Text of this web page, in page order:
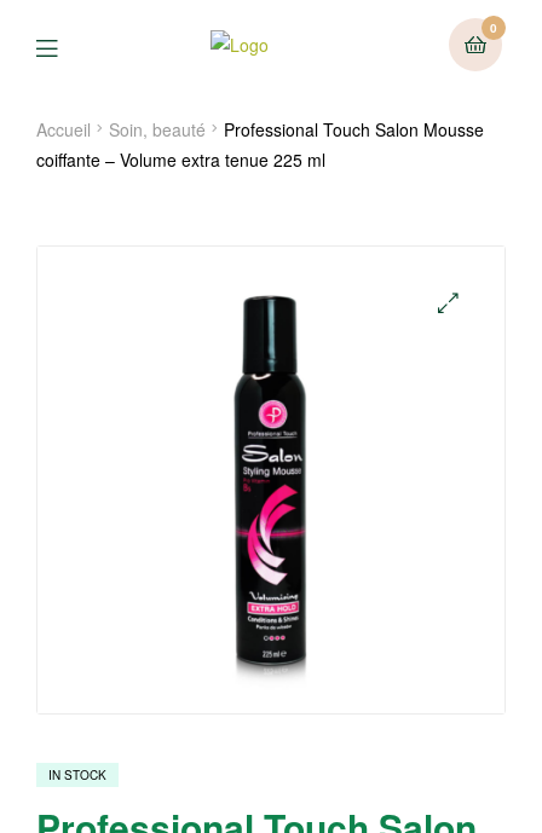
0
Menu
Accueil Soin, beauté
Professional Touch Salon Mousse
coiffante – Volume extra tenue 225 ml
IN STOCK